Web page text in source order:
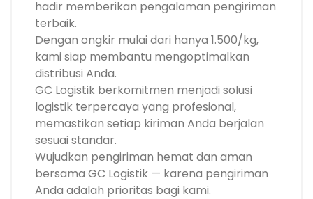
hadir memberikan pengalaman pengiriman
terbaik.
Dengan ongkir mulai dari hanya 1.500/kg,
kami siap membantu mengoptimalkan
distribusi Anda.
GC Logistik berkomitmen menjadi solusi
logistik terpercaya yang profesional,
memastikan setiap kiriman Anda berjalan
sesuai standar.
Wujudkan pengiriman hemat dan aman
bersama GC Logistik — karena pengiriman
Anda adalah prioritas bagi kami.